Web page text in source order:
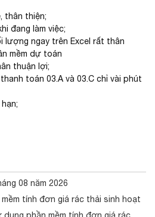
thân thiện;
đang làm việc;
lượng ngay trên Excel rất thân
mềm dự toán
thuận lợi;
toán 03.A và 03.C chỉ vài phút
08 năm 2026
tính đơn giá rác thải sinh hoạt
phần mềm tính đơn giá rác